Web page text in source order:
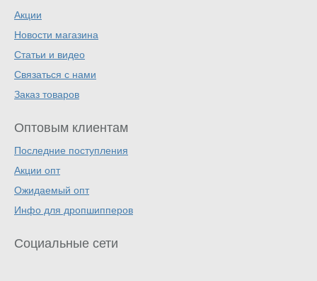
Акции
Новости магазина
Статьи и видео
Связаться с нами
Заказ товаров
Оптовым клиентам
Последние поступления
Акции опт
Ожидаемый опт
Инфо для дропшипперов
Социальные сети